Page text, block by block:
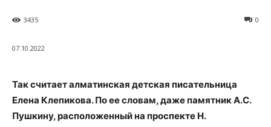
0
3435
07.10.2022
Так считает алматинская детская писательница
Елена Клепикова. По ее словам, даже памятник А.С.
Пушкину, расположенный на проспекте Н.